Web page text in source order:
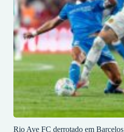
Rio Ave FC derrotado em Barcelos